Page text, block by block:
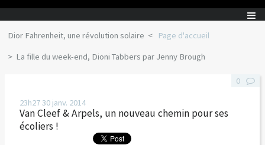
Dior Fahrenheit, une révolution solaire
Page d'accueil
La fille du week-end, Dioni Tabbers par Jenny Brough
23h2730 janv. 2014
Van Cleef & Arpels, un nouveau chemin pour ses
écoliers !
0